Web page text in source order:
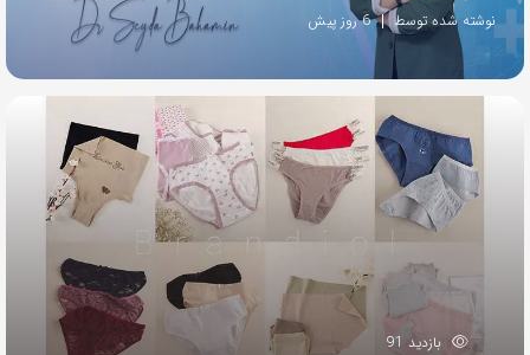
نوشته شده توسط 6 روز پیش
بازدید 91